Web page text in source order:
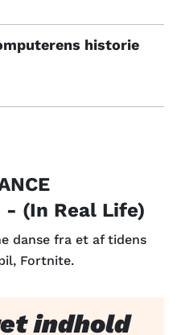
historie
- (In Real Life)
danse fra et af tidens
Fortnite.
indhold